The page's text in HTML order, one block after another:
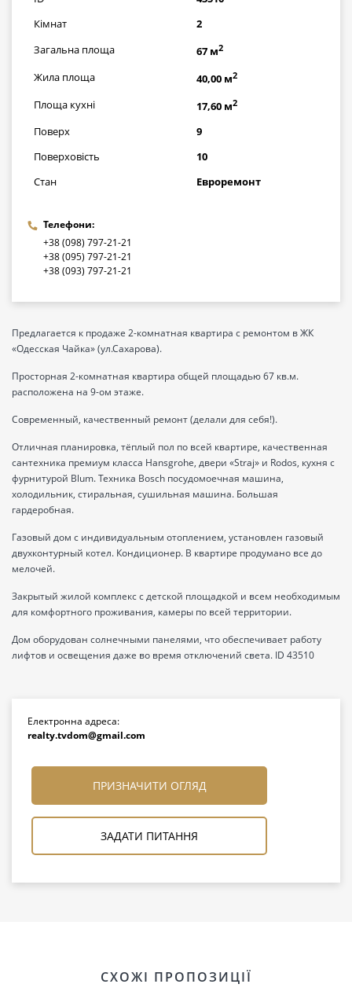
Кімнат
2
Загальна площа
67 м2
Жила площа 40,00 м2
Площа кухні 17,60 м2
Поверх
9
Поверховість
10
Стан
Евроремонт
Телефони:
+38 (098) 797-21-21
+38 (095) 797-21-21
+38 (093) 797-21-21
Предлагается к продаже 2-комнатная квартира с ремонтом в ЖК
«Одесская Чайка» (ул.Сахарова).
Просторная 2-комнатная квартира общей площадью 67 кв.м.
расположена на 9-ом этаже.
Современный, качественный ремонт (делали для себя!).
Отличная планировка, тёплый пол по всей квартире, качественная
сантехника премиум класса Hansgrohe, двери «Straj» и Rodos, кухня с
фурнитурой Blum. Техника Bosch посудомоечная машина,
холодильник, стиральная, сушильная машина. Большая
гардеробная.
Газовый дом с индивидуальным отоплением, установлен газовый
двухконтурный котел. Кондиционер. В квартире продумано все до
мелочей.
Закрытый жилой комплекс с детской площадкой и всем необходимым
для комфортного проживания, камеры по всей территории.
Дом оборудован солнечными панелями, что обеспечивает работу
лифтов и освещения даже во время отключений света. ID 43510
Електронна адреса:
realty.tvdom@gmail.com
ПРИЗНАЧИТИ ОГЛЯД
ЗАДАТИ ПИТАННЯ
СХОЖІ ПРОПОЗИЦІЇ